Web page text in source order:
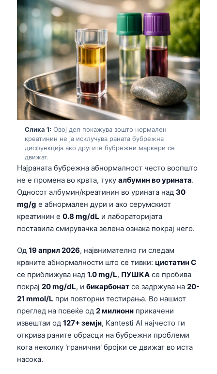
Слика 1: Овој дел покажува зошто нормален
креатинин не ја исклучува раната бубрежна
дисфункција ако другите бубрежни маркери се
движат.
Најраната бубрежна абнормалност често воопшто
не е промена во крвта, туку албумин во урината.
Односот албумин/креатинин во урината над 30
mg/g е абнормален дури и ако серумскиот
креатинин е 0.8 mg/dL и лабораторијата
поставила смирувачка зелена ознака покрај него.
Од 19 април 2026, највнимателно ги следам
крвните абнормалности што се тивки: цистатин C
се приближува над 1.0 mg/L, ПУШКА се пробива
покрај 20 mg/dL, и бикарбонат се задржува на 20-
21 mmol/L при повторни тестирања. Во нашиот
преглед на повеќе од 2 милиони прикачени
извештаи од 127+ земји, Kantesti AI најчесто ги
открива раните обрасци на бубрежни проблеми
кога неколку 'гранични' бројки се движат во иста
насока.